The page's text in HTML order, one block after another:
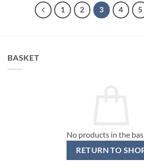
1 2 3 4 5
BASKET
No products in the
RETURN TO